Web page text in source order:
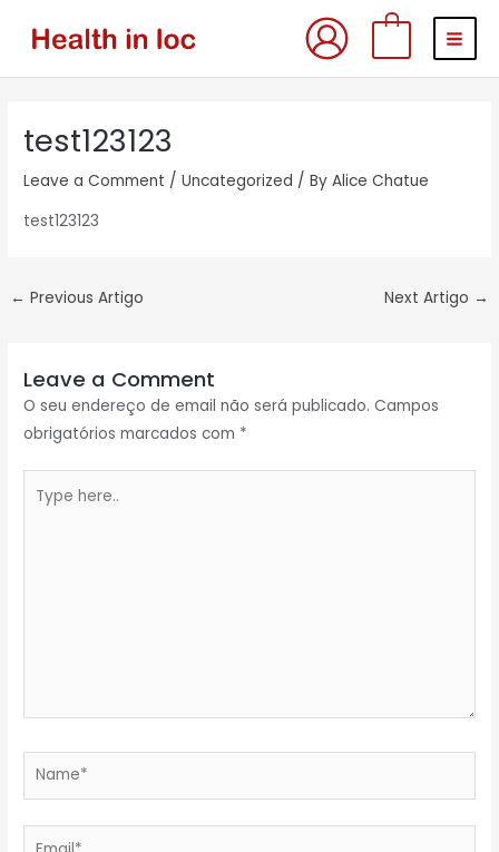
test123123
Leave a Comment /Uncategorized / ByAlice Chatue
test123123
navigation
← Previous Artigo Next Artigo →
Leave a Comment
O seu endereço de email não será publicado. Campos
obrigatórios marcados com *
here..
Name*
Email*